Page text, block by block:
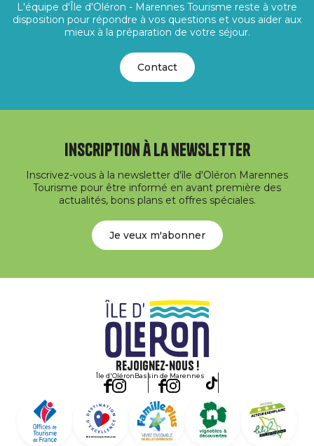
L'équipe d'Île d'Oléron - Marennes Tourisme reste à votre
disposition pour répondre à vos questions et vous aider aux
mieux à la préparation de votre séjour.
Contact
Inscription à la newsletter
Inscrivez-vous à la newsletter d'île d'Oléron Marennes
Tourisme pour être informé en avant première des
actualités, bons plans et offres spéciales.
Je veux m'abonner
Rejoignez-nous !
Île d'OléronBassin de Marennes